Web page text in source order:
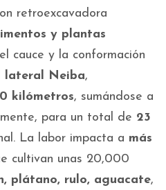
retroexcavadora
y plantas
cauce y la conformación
lateral Neiba,
kilómetros, sumándose a
para un total de 23
La labor impacta a más
cultivan unas 20,000
plátano, rulo, aguacate,